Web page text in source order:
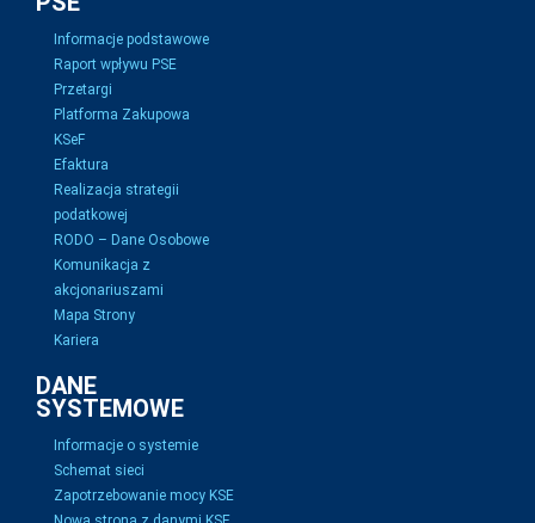
Informacje podstawowe
Raport wpływu PSE
Przetargi
Platforma Zakupowa
KSeF
Efaktura
Realizacja strategii
podatkowej
RODO – Dane Osobowe
Komunikacja z
akcjonariuszami
Mapa Strony
Kariera
DANE
SYSTEMOWE
Informacje o systemie
Schemat sieci
Zapotrzebowanie mocy KSE